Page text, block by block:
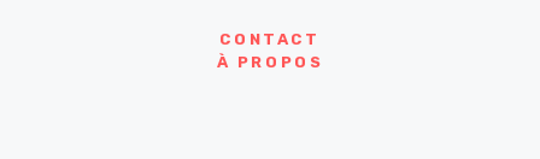
CONTACT
À PROPOS